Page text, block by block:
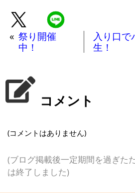
« 祭り開催
中！
入り口で
生！
コメント
(コメントはありません)
(ブログ掲載後一定期間を過ぎた
は終了しました)